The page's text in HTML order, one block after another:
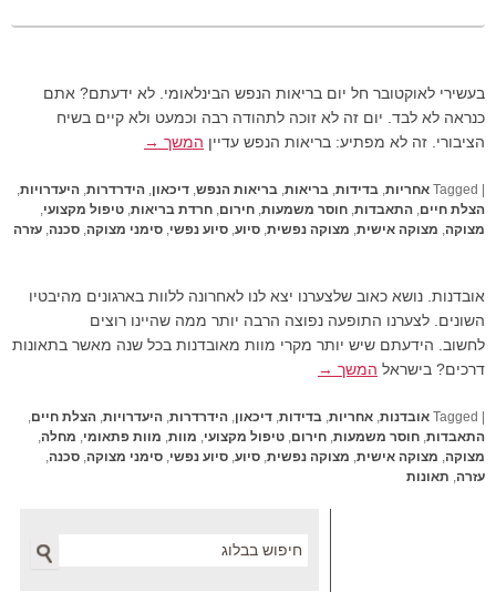
בעשירי לאוקטובר חל יום בריאות הנפש הבינלאומי. לא ידעתם? אתם
כנראה לא לבד. ​יום זה לא זוכה לתהודה רבה וכמעט ולא קיים בשיח
הציבורי. זה לא מפתיע: בריאות הנפש עדיין המשך →
|
Tagged אחריות בדידות בריאות בריאות הנפש דיכאון הידרדרות היעדרויות
הצלת חיים התאבדות חוסר משמעות חירום חרדת בריאות טיפול מקצועי
מצוקה מצוקה אישית מצוקה נפשית סיוע סיוע נפשי סימני מצוקה סכנה עזרה
אובדנות. נושא כאוב שלצערנו יצא לנו לאחרונה ללוות בארגונים מהיבטיו
השונים. לצערנו התופעה נפוצה הרבה יותר ממה שהיינו רוצים
לחשוב. הידעתם שיש יותר מקרי מוות מאובדנות בכל שנה מאשר בתאונות
דרכים? בישראל המשך →
|
Tagged אובדנות אחריות בדידות דיכאון הידרדרות היעדרויות הצלת חיים
התאבדות חוסר משמעות חירום טיפול מקצועי מוות מוות פתאומי מחלה
מצוקה מצוקה אישית מצוקה נפשית סיוע סיוע נפשי סימני מצוקה סכנה
עזרה תאונות